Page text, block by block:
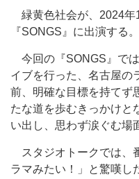
緑黄色社会が、2024年
『SONGS』に出演する。
今回の『SONGS』で
イブを行った、名古屋の
前、明確な目標を持てず
たな道を歩むきっかけと
い出し、思わず涙ぐむ場
スタジオトークでは、
ラマみたい！」と驚嘆し